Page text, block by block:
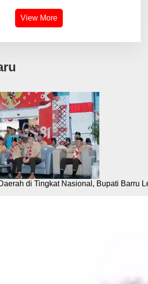
View More
di Tingkat Nasional, Bupati Barru